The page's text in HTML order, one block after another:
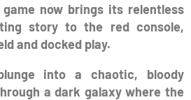
now brings its relentless
story to the red console,
and docked play.
into a chaotic, bloody
a dark galaxy where the